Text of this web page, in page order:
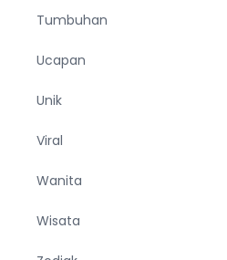
Tumbuhan
Ucapan
Unik
Viral
Wanita
Wisata